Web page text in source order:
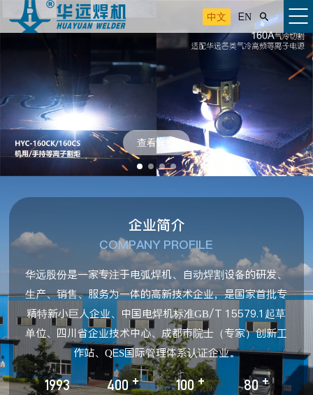
中文 EN 
查看详情
企业简介
COMPANY PROFILE
华远股份是一家专注于电弧焊机、自动焊割设备的研发、
生产、销售、服务为一体的高新技术企业，是国家首批专
精特新小巨人企业、中国电焊机标准GB/T 15579.1起草
单位、四川省企业技术中心、成都市院士（专家）创新工
作站、QES国际管理体系认证企业。
1993 400 + 100 + 80 +